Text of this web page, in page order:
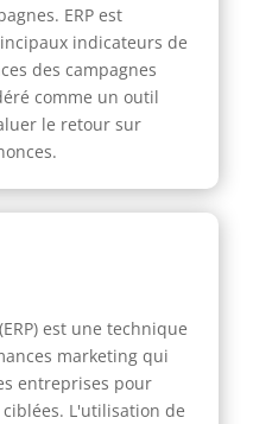
ERP est
indicateurs de
des campagnes
comme un outil
le retour sur
est une technique
marketing qui
entreprises pour
L'utilisation de